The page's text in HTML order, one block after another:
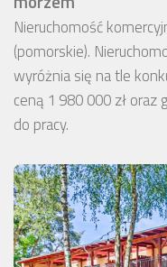
Nieruchomość
(pomorskie).
wyróżnia się na tle
ceną 1 980 000 zł oraz
do pracy.